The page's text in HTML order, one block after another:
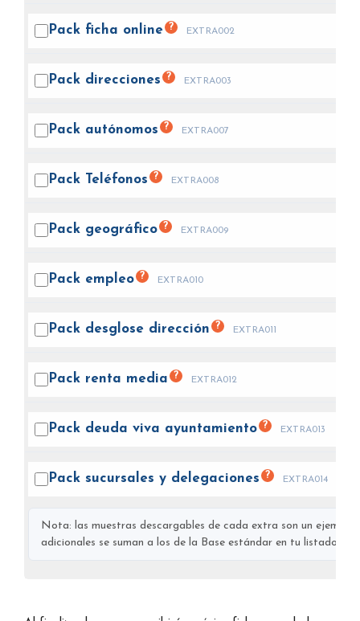
Pack ficha online ? EXTRA002
Pack direcciones ? EXTRA003
Pack autónomos ? EXTRA007
Pack Teléfonos ? EXTRA008
Pack geográfico ? EXTRA009
Pack empleo ? EXTRA010
Pack desglose dirección ? EXTRA011
Pack renta media ? EXTRA012
Pack deuda viva ayuntamiento ? EXTRA013
Pack sucursales y delegaciones ? EXTRA014
Nota: las muestras descargables de cada extra son un
adicionales se suman a los de la Base estándar en tu listado